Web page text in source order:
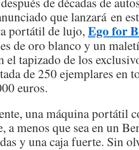
que lanzará en
portátil de lujo, Ego for
de oro blanco y un
el tapizado de los
de 250 ejemplares en
euros.
una máquina portátil
a menos que sea en un
y una caja fuerte. Sin